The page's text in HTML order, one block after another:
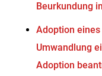
Beurkundung
Adoption
Umwandlung
Adoption